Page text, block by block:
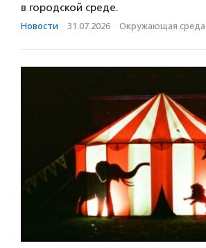
в городской среде.
Новости · 31.07.2026 · Окружающая среда